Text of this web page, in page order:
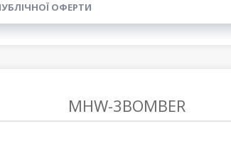
ОФЕРТИ
MHW-3BOMBER